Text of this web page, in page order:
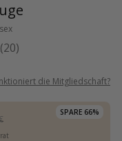
(20)
die Mitgliedschaft?
SPARE 66%